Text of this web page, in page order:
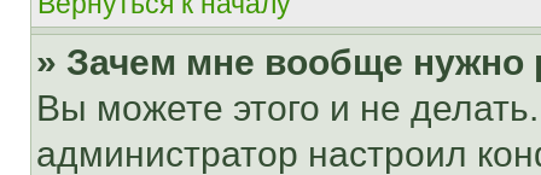
» Зачем мне вообще нужно
Вы можете этого и не
администратор настроил